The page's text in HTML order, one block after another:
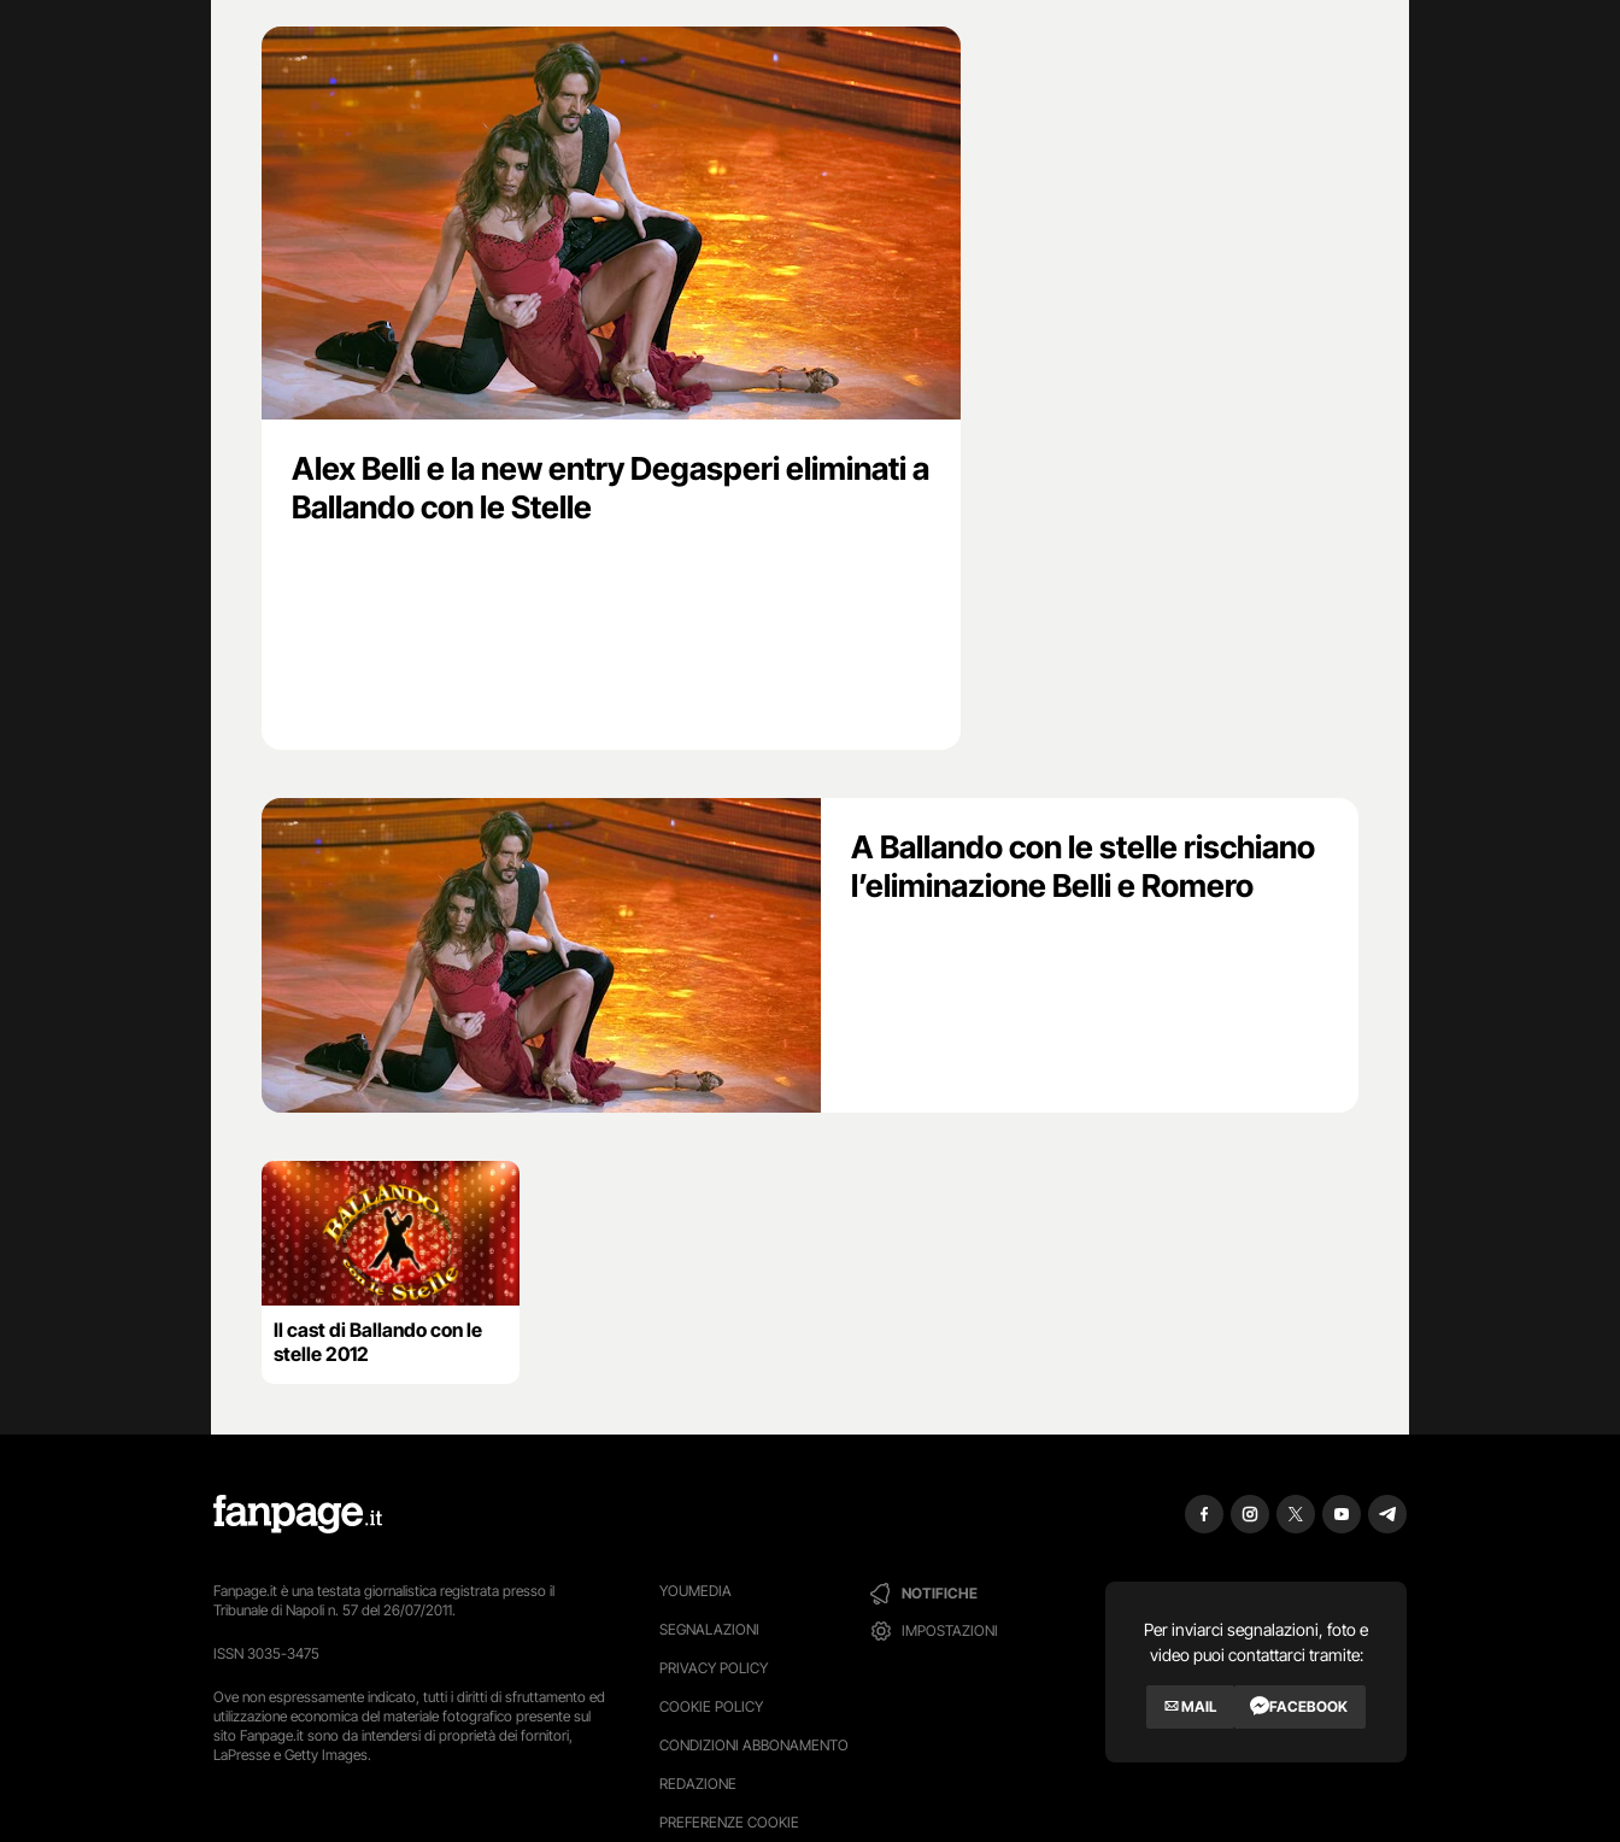
Alex Belli e la new entry Degasperi eliminati a
Ballando con le Stelle
A Ballando con le stelle rischiano
l’eliminazione Belli e Romero
Il cast di Ballando con le
stelle 2012
YOUMEDIA
SEGNALAZIONI
PRIVACY POLICY
COOKIE POLICY
CONDIZIONI ABBONAMENTO
REDAZIONE
PREFERENZE COOKIE
NOTIFICHE
IMPOSTAZIONI
Per inviarci segnalazioni, foto e
video puoi contattarci tramite:
MAIL FACEBOOK
Fanpage.it è una testata giornalistica registrata presso il
Tribunale di Napoli n. 57 del 26/07/2011.
ISSN 3035-3475
Ove non espressamente indicato, tutti i diritti di sfruttamento ed
utilizzazione economica del materiale fotografico presente sul
sito Fanpage.it sono da intendersi di proprietà dei fornitori,
LaPresse e Getty Images.